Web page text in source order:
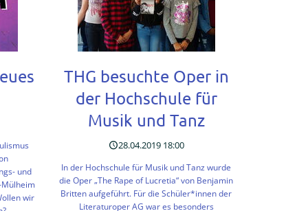
und
Mülheim
wir
THG besuchte Oper in
der Hochschule für
Musik und Tanz
28.04.2019 18:00
In der Hochschule für Musik und Tanz wurde
die Oper „The Rape of Lucretia“ von Benjamin
Britten aufgeführt. Für die Schüler*innen der
Literaturoper AG war es besonders